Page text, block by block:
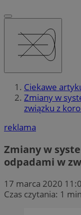
Ciekawe
Zmiany w
związku z
reklama
Zmiany w
odpadami w
17 marca 2020
Czas czytania: 1